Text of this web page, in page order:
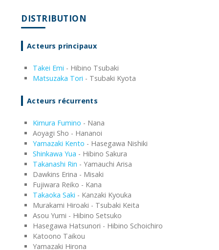
DISTRIBUTION
Acteurs principaux
Takei Emi - Hibino Tsubaki
Matsuzaka Tori - Tsubaki Kyota
Acteurs récurrents
Kimura Fumino - Nana
Aoyagi Sho - Hananoi
Yamazaki Kento - Hasegawa Nishiki
Shinkawa Yua - Hibino Sakura
Takanashi Rin - Yamauchi Arisa
Dawkins Erina - Misaki
Fujiwara Reiko - Kana
Takaoka Saki - Kanzaki Kyouka
Murakami Hiroaki - Tsubaki Keita
Asou Yumi - Hibino Setsuko
Hasegawa Hatsunori - Hibino Schoichiro
Katoono Taikou
Yamazaki Hirona